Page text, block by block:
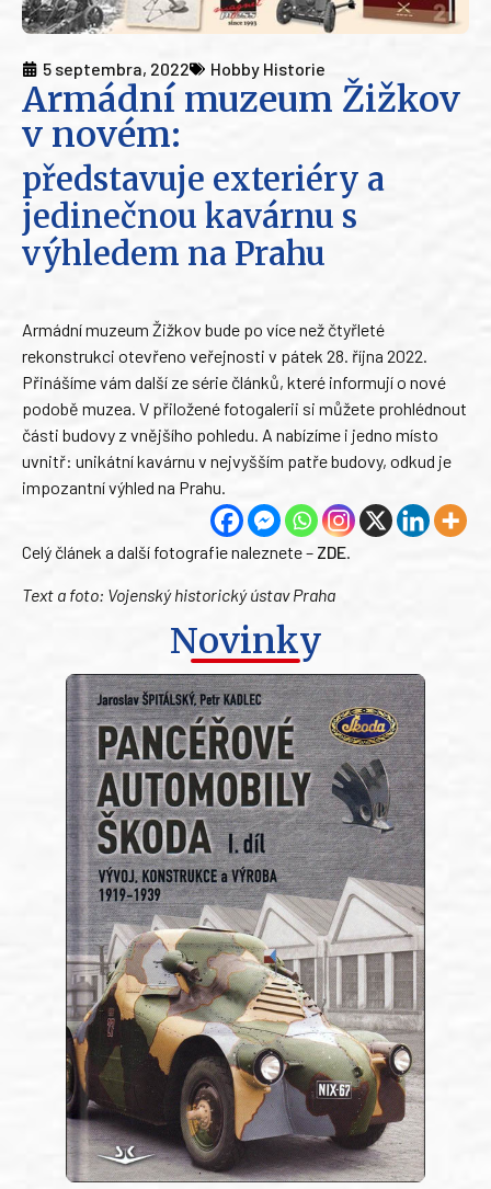
5 septembra, 2022 Hobby Historie
Armádní muzeum Žižkov
v novém:
představuje exteriéry a
jedinečnou kavárnu s
výhledem na Prahu
Armádní muzeum Žižkov bude po více než čtyřleté
rekonstrukci otevřeno veřejnosti v pátek 28. října 2022.
Přinášíme vám další ze série článků, které informují o nové
podobě muzea. V přiložené fotogalerii si můžete prohlédnout
části budovy z vnějšího pohledu. A nabízíme i jedno místo
uvnitř: unikátní kavárnu v nejvyšším patře budovy, odkud je
impozantní výhled na Prahu.
Celý článek a další fotografie naleznete – ZDE.
Text a foto: Vojenský historický ústav Praha
Novinky